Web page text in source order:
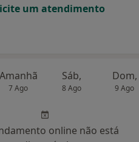
um atendimento
Amanhã
7 Ago
Sáb,
8 Ago
Dom,
9 Ago
online não está